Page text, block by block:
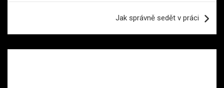
Jak správně sedět v práci